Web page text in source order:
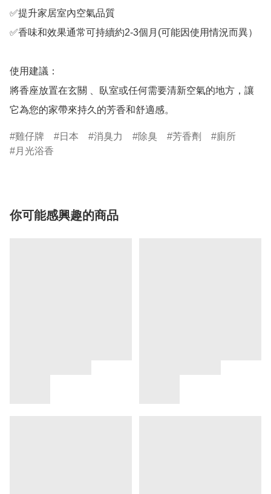
✅提升家居室內空氣品質
✅香味和效果通常可持續約2-3個月(可能因使用情況而異）
使用建議：
將香座放置在玄關 、臥室或任何需要清新空氣的地方，讓
它為您的家帶來持久的芳香和舒適感。
雞仔牌 日本 消臭力 除臭 芳香劑
廁所
月光浴香
你可能感興趣的商品